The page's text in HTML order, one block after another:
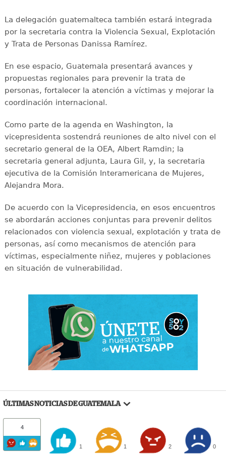
La delegación guatemalteca también estará integrada
por la secretaria contra la Violencia Sexual, Explotación
y Trata de Personas Danissa Ramírez.
En ese espacio, Guatemala presentará avances y
propuestas regionales para prevenir la trata de
personas, fortalecer la atención a víctimas y mejorar la
coordinación internacional.
Como parte de la agenda en Washington, la
vicepresidenta sostendrá reuniones de alto nivel con el
secretario general de la OEA, Albert Ramdin; la
secretaria general adjunta, Laura Gil, y, la secretaria
ejecutiva de la Comisión Interamericana de Mujeres,
Alejandra Mora.
De acuerdo con la Vicepresidencia, en esos encuentros
se abordarán acciones conjuntas para prevenir delitos
relacionados con violencia sexual, explotación y trata de
personas, así como mecanismos de atención para
víctimas, especialmente niñez, mujeres y poblaciones
en situación de vulnerabilidad.
ÚLTIMAS NOTICIAS DE GUATEMALA
4
1 1 2 0